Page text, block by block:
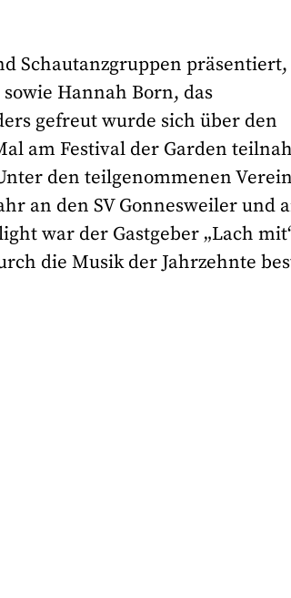
Schautanzgruppen präsentiert,
Hannah Born, das
gefreut wurde sich über den
am Festival der Garden
den teilgenommenen
an den SV Gonnesweiler und
war der Gastgeber „Lach
die Musik der Jahrzehnte